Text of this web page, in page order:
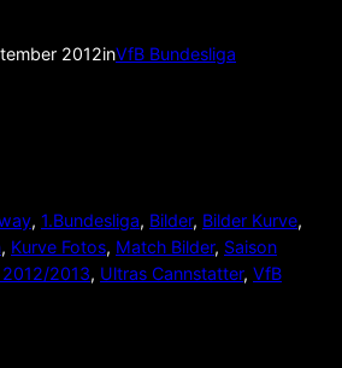
2012inVfB Bundesliga
, 1.Bundesliga, Bilder, Bilder Kurve
, Kurve Fotos, Match Bilder, Saison
2012/2013, Ultras Cannstatter, VfB